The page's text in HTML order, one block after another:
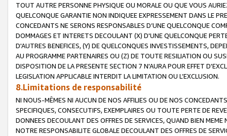
TOUT AUTRE PERSONNE PHYSIQUE OU MORALE OU QUE VOUS
QUELCONQUE GARANTIE NON INDIQUEE EXPRESSEMENT DANS LE
CONCEDANTS NE SERONS RESPONSABLES D’UNE QUELCONQUE
DOMMAGES ET INTERETS DECOULANT (X) D'UNE QUELCONQUE
D'AUTRES BENEFICES, (Y) DE QUELCONQUES INVESTISSEMENTS,
AU PROGRAMME PARTENAIRES OU (Z) DE TOUTE RESILIATION OU
DISPOSITION DE LA PRESENTE SECTION 7 N'AURA POUR EFFET
LEGISLATION APPLICABLE INTERDIT LA LIMITATION OU L’EXCLUSION.
8.Limitations de responsabilité
NI NOUS-MÊMES NI AUCUN DE NOS AFFILIES OU DE NOS
SPECIFIQUES, CONSECUTIFS, EXEMPLAIRES OU TOUTE PERTE DE
DONNEES DECOULANT DES OFFRES DE SERVICES, QUAND BIEN
NOTRE RESPONSABILITE GLOBALE DECOULANT DES OFFRES DE